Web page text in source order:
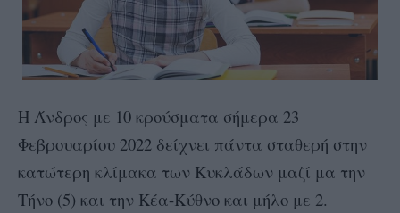
Η Άνδρος με 10 κρούσματα σήμερα 23
Φεβρουαρίου 2022 δείχνει πάντα σταθερή στην
κατώτερη κλίμακα των Κυκλάδων μαζί μα την
Τήνο (5) και την Κέα-Κύθνο και μήλο με 2.